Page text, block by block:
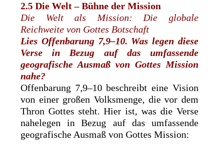
2.5 Die Welt – Bühne der Mission
Die Welt als Mission: Die globale
Reichweite von Gottes Botschaft
Lies Offenbarung 7,9–10. Was legen diese
Verse in Bezug auf das ­umfassende
geografische Ausmaß von Gottes Mission
nahe?
Offenbarung 7,9–10 beschreibt eine Vision
von einer großen Volksmenge, die vor dem
Thron Gottes steht. Hier ist, was die Verse
nahelegen in Bezug auf das umfassende
geografische Ausmaß von Gottes Mission: